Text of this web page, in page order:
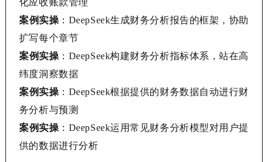
案例实操 ： DeepSeek生成财务分析报告的框架，协助
扩写每个章节
案例实操 ： DeepSeek构建财务分析指标体系，站在高
纬度洞察数据
案例实操 ： DeepSeek根据提供的财务数据自动进行财
务分析与预测
案例实操 ： DeepSeek运用常见财务分析模型对用户提
供的数据进行分析